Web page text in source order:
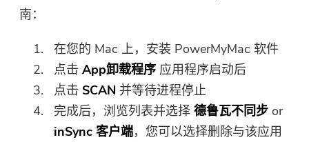
南：
在您的 Mac 上，安装 PowerMyMac 软件
点击App卸载程序 应用程序启动后
点击 SCAN 并等待进程停止
完成后，浏览列表并选择德鲁瓦不同步 or
inSync 客户端，您可以选择删除与该应用